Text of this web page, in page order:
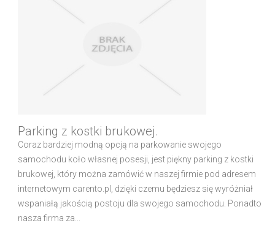
Parking z kostki brukowej.
Coraz bardziej modną opcją na parkowanie swojego
samochodu koło własnej posesji, jest piękny parking z kostki
brukowej, który można zamówić w naszej firmie pod adresem
internetowym carento.pl, dzięki czemu będziesz się wyróżniał
wspaniałą jakością postoju dla swojego samochodu. Ponadto
nasza firma za...